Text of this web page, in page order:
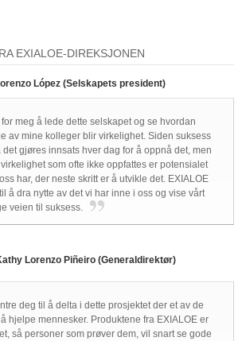
EXIALOE-DIREKSJONEN
López (Selskapets president)
meg å lede dette selskapet og se hvordan
av mine kolleger blir virkelighet. Siden suksess
gjøres innsats hver dag for å oppnå det, men
som ofte ikke oppfattes er potensialet
har, der neste skritt er å utvikle det. EXIALOE
å dra nytte av det vi har inne i oss og vise vårt
veien til suksess.
Lorenzo Piñeiro (Generaldirektør)
deg til å delta i dette prosjektet der et av de
hjelpe mennesker. Produktene fra EXIALOE er
så personer som prøver dem, vil snart se gode